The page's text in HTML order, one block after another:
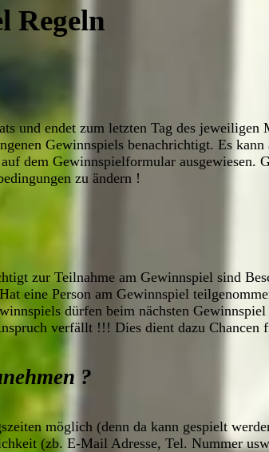
Regeln
und endet zum letzten Tag des
Gewinnspiels benachrichtigt. Es
dem Gewinnspielformular
zu ändern !
zur Teilnahme am Gewinnspiel sind
eine Person am Gewinnspiel
dürfen beim nächsten Gewinnspiel
verfällt !!! Dies dient dazu
?
möglich (denn da kann gespielt
(zb. E-Mail Adresse, Tel. Nummer